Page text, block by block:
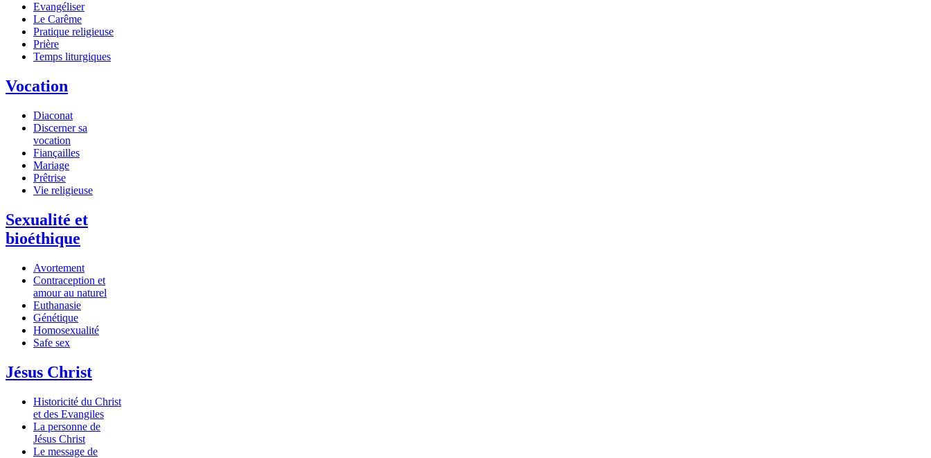
Evangéliser
Le Carême
Pratique religieuse
Prière
Temps liturgiques
Vocation
Diaconat
Discerner sa
vocation
Fiançailles
Mariage
Prêtrise
Vie religieuse
Sexualité et
bioéthique
Avortement
Contraception et
amour au naturel
Euthanasie
Génétique
Homosexualité
Safe sex
Jésus Christ
Historicité du Christ
et des Evangiles
La personne de
Jésus Christ
Le message de